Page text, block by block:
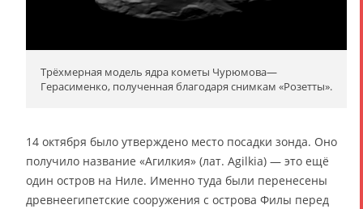
Трёхмерная модель ядра кометы Чурюмова—
Герасименко, полученная благодаря снимкам «Розетты».
14 октября было утверждено место посадки зонда. Оно
получило название «Агилкия» (лат. Agilkia) — это ещё
один остров на Ниле. Именно туда были перенесены
древнеегипетские сооружения с острова Филы перед